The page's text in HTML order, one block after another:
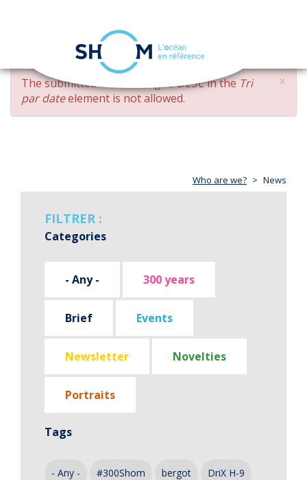
Skip
main
content
navigation
×
ERROR
MESSAGE
The submitted value changed DESCin the Tri
par dateelement is not allowed.
Who are we? News
FILTRER :
Categories
- Any - 300 years
Brief Events
Newsletter Novelties
Portraits
Tags
- Any - #300Shom bergot DriX H-9